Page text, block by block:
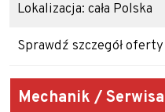
Lokalizacja: cała Polska
Sprawdź szczegół oferty
Mechanik /